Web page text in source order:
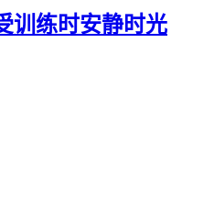
训练时安静时光